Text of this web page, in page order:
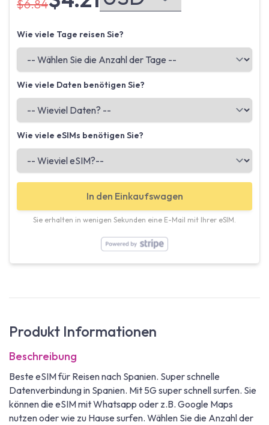
$6.84
Wie viele Tage reisen Sie?
Wie viele Daten benötigen Sie?
Wie viele eSIMs benötigen Sie?
In den Einkaufswagen
Sie erhalten in wenigen Sekunden eine E-Mail mit Ihrer eSIM.
Produkt Informationen
Beschreibung
Beste eSIM für Reisen nach Spanien. Super schnelle
Datenverbindung in Spanien. Mit 5G super schnell surfen. Sie
können die eSIM mit Whatsapp oder z.B. Google Maps
nutzen oder wie zu Hause surfen. Wählen Sie die Anzahl der